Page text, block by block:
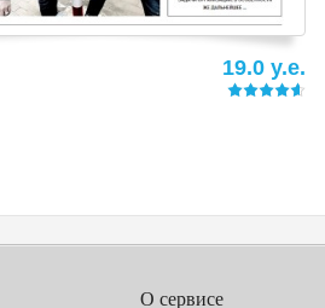
19.0 y.e.
О сервисе